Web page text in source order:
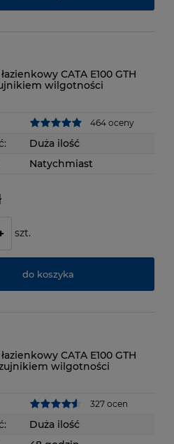
CATA E100 GTH
wilgotności
464 oceny
Duża ilość
Natychmiast
szt.
do koszyka
CATA E100 GTH
wilgotności
327 ocen
Duża ilość